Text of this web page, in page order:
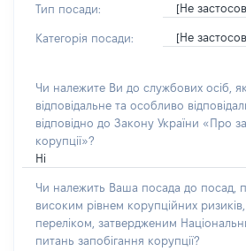
Тип посади: [Не
Категорія посади: [Не
Чи належите Ви до службових осіб,
відповідальне та особливо
відповідно до Закону України «Про
корупції»?
Ні
Чи належить Ваша посада до посад,
високим рівнем корупційних ризиків,
переліком, затвердженим
питань запобігання корупції?